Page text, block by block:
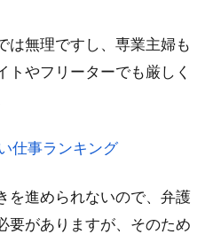
は無理ですし、専業主婦も
やフリーターでも厳しく
仕事ランキング
を進められないので、弁護
要がありますが、そのため